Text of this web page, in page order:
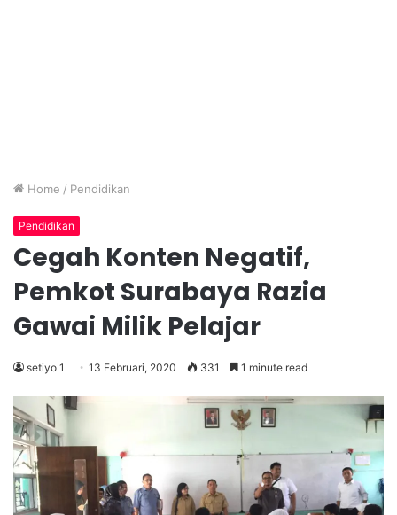
Home / Pendidikan
Pendidikan
Cegah Konten Negatif,
Pemkot Surabaya Razia
Gawai Milik Pelajar
setiyo 1 13 Februari, 2020 331 1 minute read